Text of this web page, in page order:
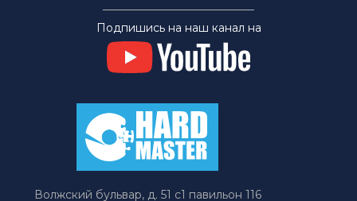
Подпишись на наш канал на
Волжский бульвар, д. 51 с1 павильон 116